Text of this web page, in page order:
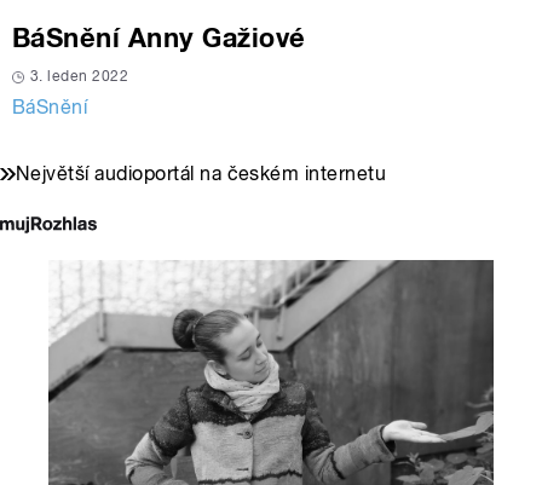
BáSnění Anny Gažiové
3. leden 2022
BáSnění
Největší audioportál na českém internetu